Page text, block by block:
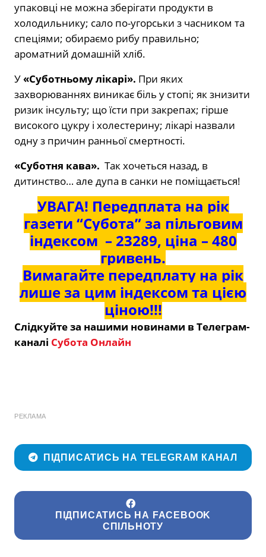
упаковці не можна зберігати продукти в
холодильнику; сало по-угорськи з часником та
спеціями; обираємо рибу правильно;
ароматний домашній хліб.
У«Суботньому лікарі». При яких
захворюваннях виникає біль у стопі; як знизити
ризик інсульту; що їсти при закрепах; гірше
високого цукру і холестерину; лікарі назвали
одну з причин ранньої смертності.
«Суботня кава». Так хочеться назад, в
дитинство… але дупа в санки не поміщається!
УВАГА! Передплата на рік
газети “Субота” за пільговим
індексом – 23289, ціна – 480
гривень.
Вимагайте передплату на рік
лише за цим індексом та цією
ціною!!!
Слідкуйте за нашими новинами в Телеграм-
каналі Субота Онлайн
РЕКЛАМА
ПІДПИСАТИСЬ НА TELEGRAM КАНАЛ
ПІДПИСАТИСЬ НА FACEBOOK
СПІЛЬНОТУ